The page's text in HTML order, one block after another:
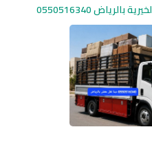
0550516340